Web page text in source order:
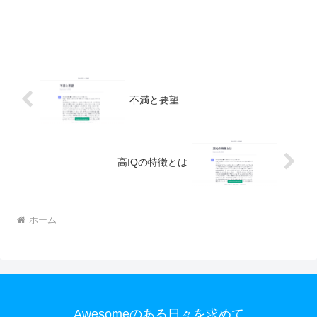
不満と要望
高IQの特徴とは
ホーム
Awesomeのある日々を求めて